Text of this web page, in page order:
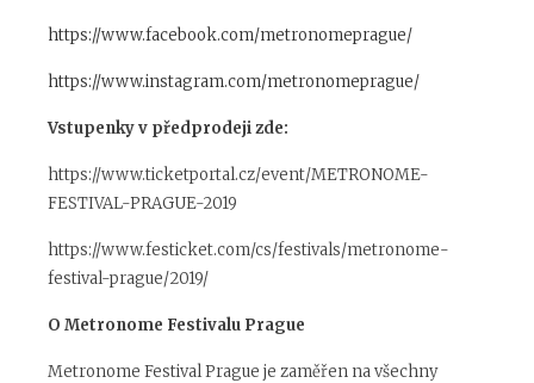
https://www.facebook.com/metronomeprague/
https://www.instagram.com/metronomeprague/
Vstupenky v předprodeji zde:
https://www.ticketportal.cz/event/METRONOME-
FESTIVAL-PRAGUE-2019
https://www.festicket.com/cs/festivals/metronome-
festival-prague/2019/
O Metronome Festivalu Prague
Metronome Festival Prague je zaměřen na všechny